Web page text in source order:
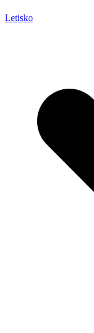
Letisko